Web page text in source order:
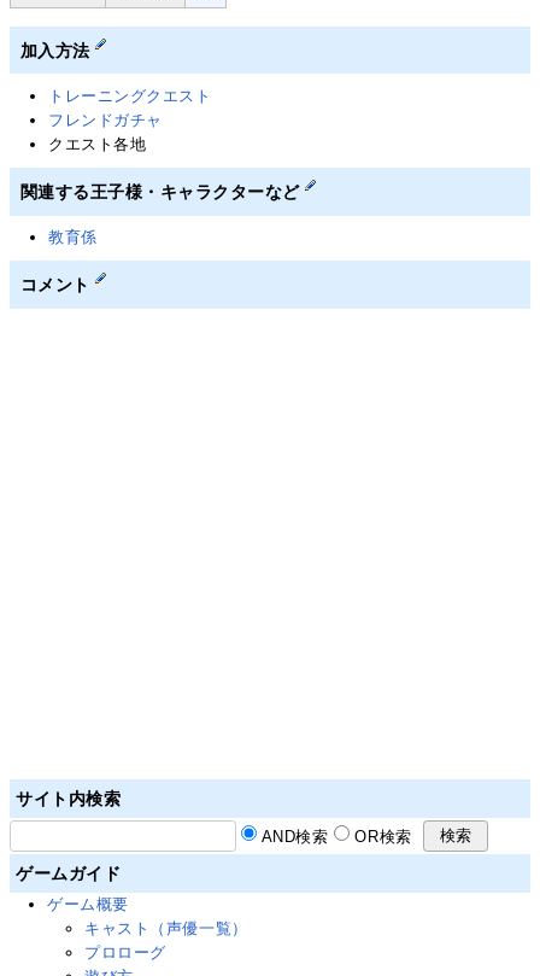
加入方法
トレーニングクエスト
フレンドガチャ
クエスト各地
関連する王子様・キャラクターなど
教育係
コメント
サイト内検索
AND検索 OR検索
ゲームガイド
ゲーム概要
キャスト（声優一覧）
プロローグ